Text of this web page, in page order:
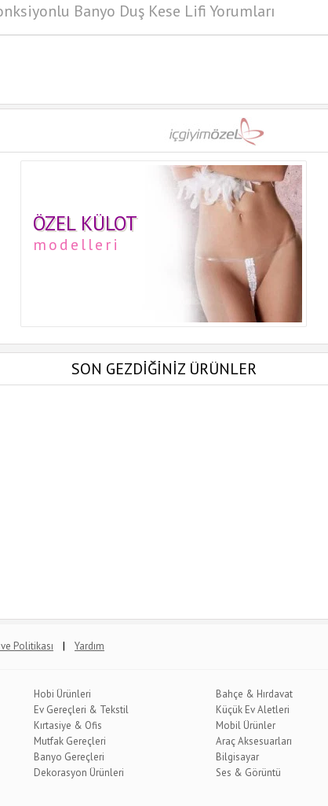
Banyo Duş Kese Lifi Yorumları
ÖZEL KÜLOT
modelleri
SON GEZDİĞİNİZ ÜRÜNLER
Politikası | Yardım
Hobi Ürünleri
Ev Gereçleri & Tekstil
Kırtasiye & Ofis
Mutfak Gereçleri
Banyo Gereçleri
Dekorasyon Ürünleri
Bahçe & Hırdavat
Küçük Ev Aletleri
Mobil Ürünler
Araç Aksesuarları
Bilgisayar
Ses & Görüntü